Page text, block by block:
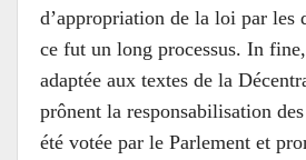
d’appropriation de la loi par les
ce fut un long processus. In
adaptée aux textes de la
prônent la responsabilisation
été votée par le Parlement et